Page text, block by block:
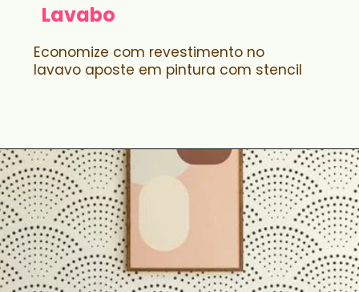
Lavabo
Economize com revestimento no
lavavo aposte em pintura com stencil